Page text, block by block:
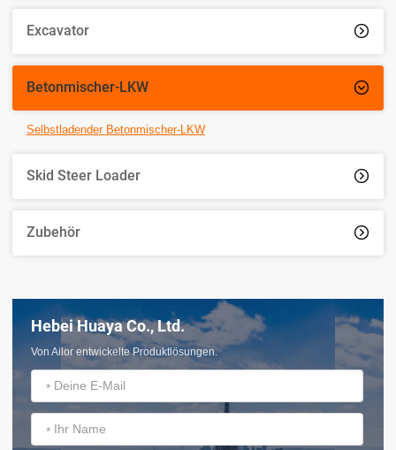
Excavator 
Betonmischer-LKW 
Selbstladender Betonmischer-LKW
Skid Steer Loader 
Zubehör 
Hebei Huaya Co., Ltd.
Von Ailor entwickelte Produktlösungen.
*
*